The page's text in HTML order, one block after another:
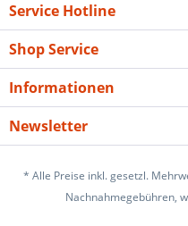
Service Hotline
Shop Service
Informationen
Newsletter
* Alle Preise inkl. gesetzl.
Nachnahmegebühren,